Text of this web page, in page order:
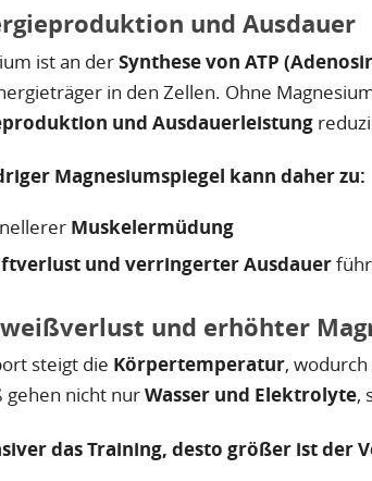
und Ausdauer
ist an derSynthese von ATP
in den Zellen. Ohne
und Ausdauerleistung
Magnesiumspiegel kann daher zu:
Muskelermüdung
und verringerter Ausdauer
und erhöhter
steigt die Körpertemperatur,
gehen nicht nurWasser und Elektrolyte,
das Training, desto größer ist der